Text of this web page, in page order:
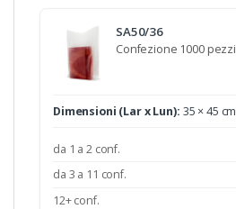
SA50/36
Confezione 1000 pezzi
Dimensioni (Lar x Lun): 35 × 45 cm
da 1 a 2 conf.
da 3 a 11 conf.
12+ conf.